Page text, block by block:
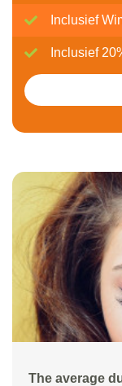
The average
Inclusief
Inclusief